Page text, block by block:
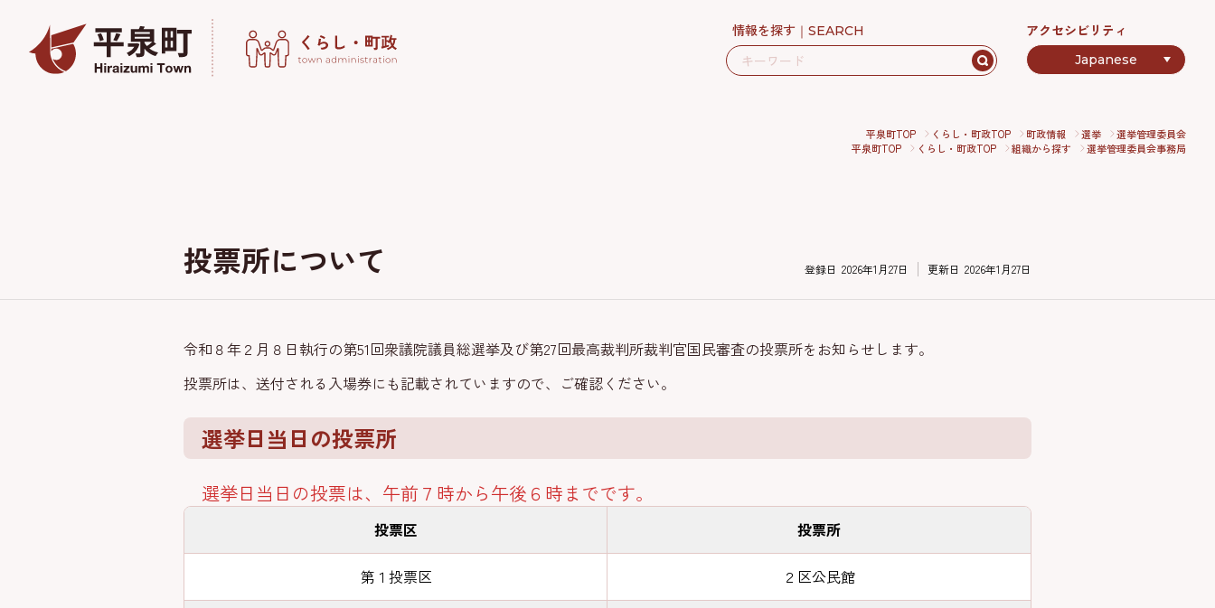
情報を探す SEARCH アクセシビリティ
平泉町TOP くらし・町政TOP 町政情報 選挙
選挙管理委員会
平泉町TOP
くらし・町政TOP 組織から探す 選挙管理委員会事務局
投票所について 登録日 2026年1月27日 更新日 2026年1月27日
令和８年２月８日執行の第51回衆議院議員総選挙及び第27回最高裁判所裁判官国民審査の投票所をお知らせします。
投票所は、送付される入場券にも記載されていますので、ご確認ください。
選挙日当日の投票所
選挙日当日の投票は、午前７時から午後６時までです。
投票区 投票所
第１投票区 ２区公民館